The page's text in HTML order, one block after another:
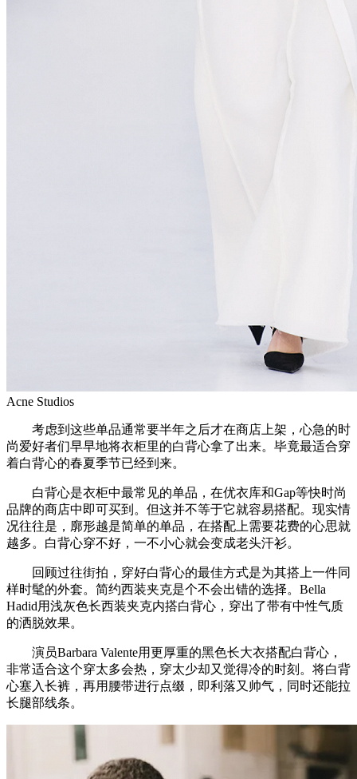
Acne Studios
考虑到这些单品通常要半年之后才在商店上架，心急的时
尚爱好者们早早地将衣柜里的白背心拿了出来。毕竟最适合穿
着白背心的春夏季节已经到来。
白背心是衣柜中最常见的单品，在优衣库和Gap等快时尚
品牌的商店中即可买到。但这并不等于它就容易搭配。现实情
况往往是，廓形越是简单的单品，在搭配上需要花费的心思就
越多。白背心穿不好，一不小心就会变成老头汗衫。
回顾过往街拍，穿好白背心的最佳方式是为其搭上一件同
样时髦的外套。简约西装夹克是个不会出错的选择。Bella
Hadid用浅灰色长西装夹克内搭白背心，穿出了带有中性气质
的洒脱效果。
演员Barbara Valente用更厚重的黑色长大衣搭配白背心，
非常适合这个穿太多会热，穿太少却又觉得冷的时刻。将白背
心塞入长裤，再用腰带进行点缀，即利落又帅气，同时还能拉
长腿部线条。